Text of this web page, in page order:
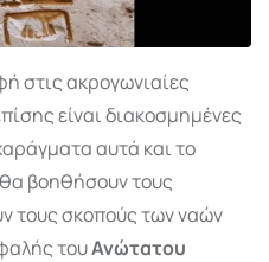
στις ακρογωνιαίες
είναι διακοσμημένες
αυτά και το
βοηθήσουν τους
τους σκοπούς των ναών
τουΑνώτατου